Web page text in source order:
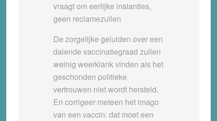
vraagt om eerlijke instanties,
geen reclamezuilen
De zorgelijke geluiden over een
dalende vaccinatiegraad zullen
weinig weerklank vinden als het
geschonden politieke
vertrouwen niet wordt hersteld.
En corrigeer meteen het imago
van een vaccin: dat moet een